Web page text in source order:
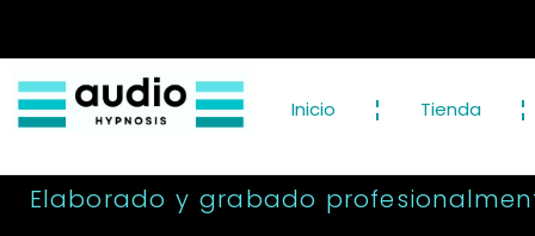
Inicio Tienda
Elaborado y grabado